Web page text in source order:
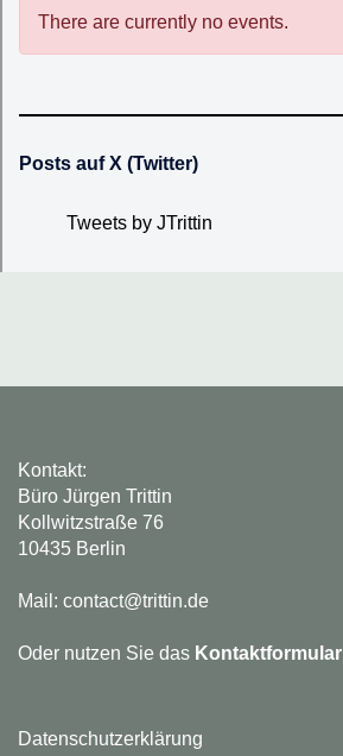
There are currently no events.
Posts auf X (Twitter)
Tweets by JTrittin
Kontakt:
Büro Jürgen Trittin
Kollwitzstraße 76
10435 Berlin
Mail: contact@trittin.de
Oder nutzen Sie das Kontaktformular
Datenschutzerklärung